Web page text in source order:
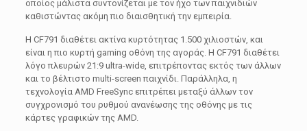
οποίος μάλιστα συντονίζεται με τον ήχο των παιχνιδιών
καθιστώντας ακόμη πιο διαισθητική την εμπειρία.
Η CF791 διαθέτει ακτίνα κυρτότητας 1.500 χιλιοστών, και
είναι η πιο κυρτή gaming οθόνη της αγοράς. Η CF791 διαθέτει
λόγο πλευρών 21:9 ultra-wide, επιτρέποντας εκτός των άλλων
και το βέλτιστο multi-screen παιχνίδι. Παράλληλα, η
τεχνολογία AMD FreeSync επιτρέπει μεταξύ άλλων τον
συγχρονισμό του ρυθμού ανανέωσης της οθόνης με τις
κάρτες γραφικών της AMD.